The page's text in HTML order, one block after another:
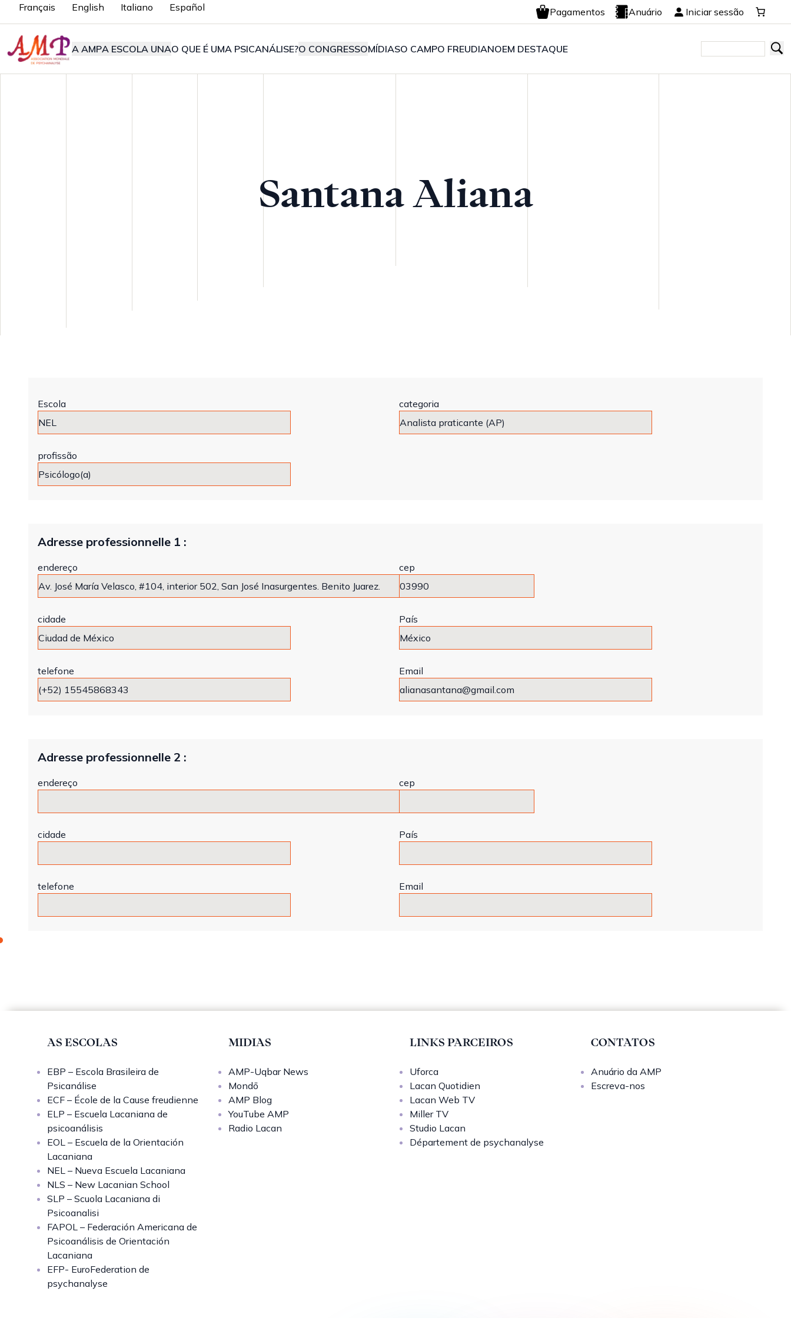
Français English Italiano Español Pagamentos Anuário Iniciar sessão
A AMPA ESCOLA UNAO QUE É UMA PSICANÁLISE?O CONGRESSOMÍDIASO CAMPO FREUDIANOEM DESTAQUE
Santana Aliana
Escola categoria
profissão
Adresse professionnelle 1 :
endereço cep
cidade País
telefone Email
Adresse professionnelle 2 :
endereço cep
cidade País
telefone Email
AS ESCOLAS
EBP – Escola Brasileira de
Psicanálise
ECF – École de la Cause freudienne
ELP – Escuela Lacaniana de
psicoanálisis
EOL – Escuela de la Orientación
Lacaniana
NEL – Nueva Escuela Lacaniana
NLS – New Lacanian School
SLP – Scuola Lacaniana di
Psicoanalisi
FAPOL – Federación Americana de
Psicoanálisis de Orientación
Lacaniana
EFP- EuroFederation de
psychanalyse
MIDIAS
AMP-Uqbar News
Mondō
AMP Blog
YouTube AMP
Radio Lacan
LINKS PARCEIROS
Uforca
Lacan Quotidien
Lacan Web TV
Miller TV
Studio Lacan
Département de psychanalyse
CONTATOS
Anuário da AMP
Escreva-nos